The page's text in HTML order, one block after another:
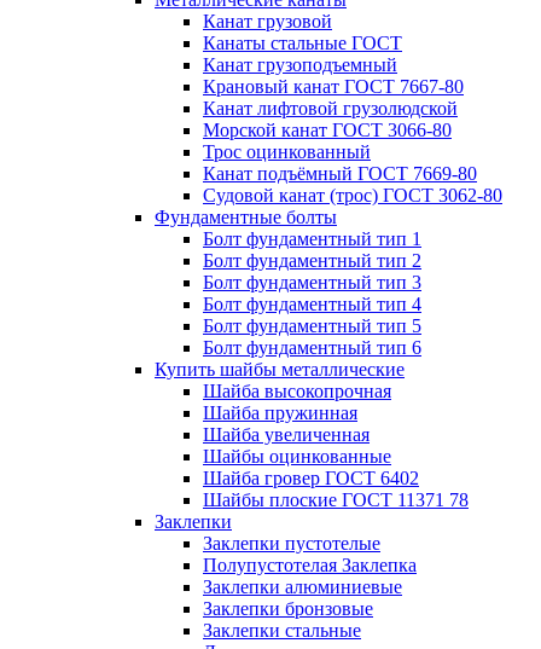
Канат грузовой
Канаты стальные ГОСТ
Канат грузоподъемный
Крановый канат ГОСТ 7667-80
Канат лифтовой грузолюдской
Морской канат ГОСТ 3066-80
Трос оцинкованный
Канат подъёмный ГОСТ 7669-80
Судовой канат (трос) ГОСТ 3062-80
Фундаментные болты
Болт фундаментный тип 1
Болт фундаментный тип 2
Болт фундаментный тип 3
Болт фундаментный тип 4
Болт фундаментный тип 5
Болт фундаментный тип 6
Купить шайбы металлические
Шайба высокопрочная
Шайба пружинная
Шайба увеличенная
Шайбы оцинкованные
Шайба гровер ГОСТ 6402
Шайбы плоские ГОСТ 11371 78
Заклепки
Заклепки пустотелые
Полупустотелая Заклепка
Заклепки алюминиевые
Заклепки бронзовые
Заклепки стальные